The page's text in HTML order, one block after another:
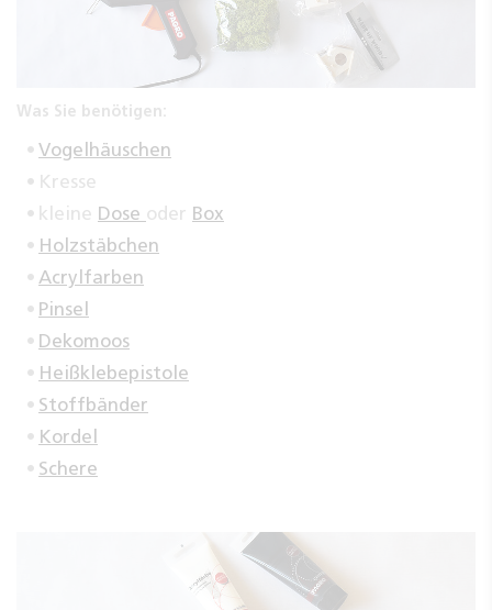
Was Sie benötigen:
Vogelhäuschen
Kresse
kleine Dose oder Box
Holzstäbchen
Acrylfarben
Pinsel
Dekomoos
Heißklebepistole
Stoffbänder
Kordel
Schere